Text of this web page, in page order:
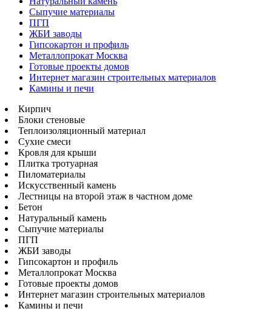
Сыпучие материалы
ПГП
ЖБИ заводы
Гипсокартон и профиль
Металлопрокат Москва
Готовые проекты домов
Интернет магазин строительных материалов
Камины и печи
Кирпич
Блоки стеновые
Теплоизоляционный материал
Сухие смеси
Кровля для крыши
Плитка тротуарная
Пиломатериалы
Искусственный камень
Лестницы на второй этаж в частном доме
Бетон
Натуральный камень
Сыпучие материалы
ПГП
ЖБИ заводы
Гипсокартон и профиль
Металлопрокат Москва
Готовые проекты домов
Интернет магазин строительных материалов
Камины и печи